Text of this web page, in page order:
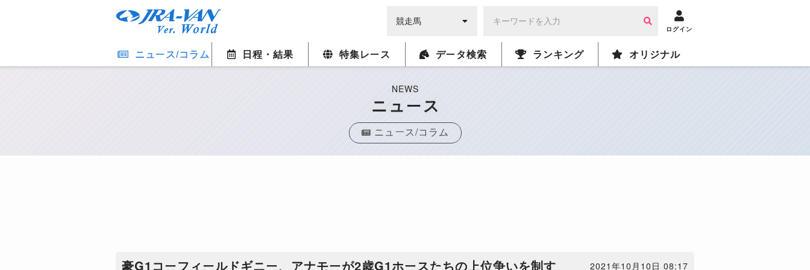
ログイン
ニュース/コラム 日程・結果 特集レース データ検索 ランキング オリジナル
NEWS
ニュース
ニュース/コラム
豪G1コーフィールドギニー、アナモーが2歳G1ホースたちの上位争いを制す 2021年10月10日 08:17